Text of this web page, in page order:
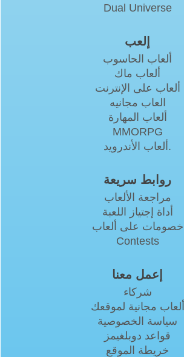
Dual Universe
إلعب
ألعاب الحاسوب
ألعاب ماك
ألعاب على الإنترنت
العاب مجانيه
ألعاب المهارة
MMORPG
ألعاب الأندرويد.
روابط سريعة
مراجعة الألعاب
أداة إجتياز اللعبة
خصومات على ألعاب
Contests
إعمل معنا
شركاء
ألعاب مجانية لموقعك
سياسة الخصوصية
قواعد دوبلغيمز
خريطة الموقع